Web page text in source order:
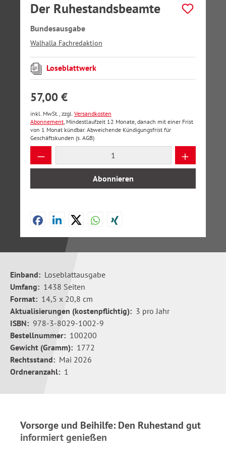
Der Ruhestandsbeamte
Bundesausgabe
Walhalla Fachredaktion
Loseblattwerk
57,00 €
inkl. MwSt., zzgl. Versandkosten
Abonnement, Mindestlaufzeit 12 Monate, danach mit einer Frist
von 1 Monat kündbar. Abweichende Kündigungsfrist für
Geschäftskunden (s. AGB)
Produkt Anzahl: Gib den gewünschten
Abonnieren
Einband: Loseblattausgabe
Umfang: 1438 Seiten
Format: 14,5 x 20,8 cm
Aktualisierungen (kostenpflichtig): 3 pro Jahr
ISBN: 978-3-8029-1002-9
Bestellnummer: 100200
Gewicht (Gramm): 1772
Rechtsstand: Mai 2026
Ordneranzahl: 1
Vorsorge und Beihilfe: Den Ruhestand gut
informiert genießen